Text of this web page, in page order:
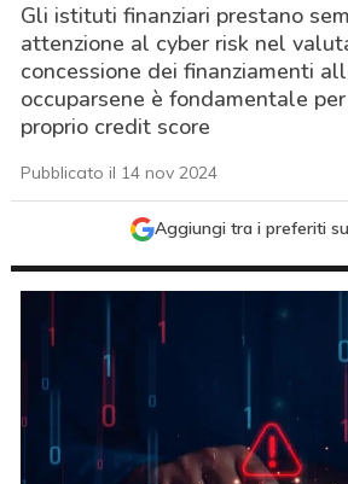
Gli istituti finanziari prestano
attenzione al cyber risk nel
concessione dei finanziamenti
occuparsene è fondamentale
proprio credit score
Pubblicato il 14 nov 2024
Aggiungi tra i preferiti